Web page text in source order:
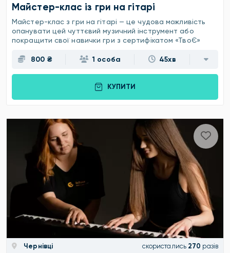
Майстер-клас із гри на гітарі
Майстер-клас з гри на гітарі — це чудова можливість
опанувати цей чуттєвий музичний інструмент або
покращити свої навички гри з сертифікатом «ТвоЄ»
800 ₴ 1 особа 45хв
КУПИТИ
Чернівці скористались 270 разів